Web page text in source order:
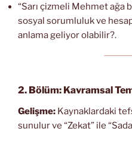
“Sarı çizmeli Mehmet ağa
sosyal sorumluluk ve
anlama geliyor olabilir?.
2. Bölüm: Kavramsal
Gelişme: Kaynaklardaki
sunulur ve “Zekat” ile